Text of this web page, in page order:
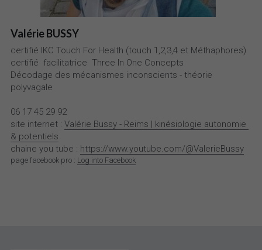
Valérie BUSSY
certifié IKC Touch For Health (touch 1,2,3,4 et Méthaphores)
certifié facilitatrice Three In One Concepts
Décodage des mécanismes inconscients - théorie
polyvagale
06 17 45 29 92
site internet : Valérie Bussy - Reims | kinésiologie autonomie
& potentiels
chaine you tube : https://www.youtube.com/@ValerieBussy
page facebook pro : Log into Facebook